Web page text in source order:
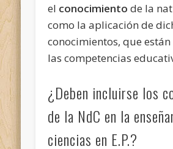
el conocimiento de la
como la aplicación de
conocimientos, que
las competencias
¿Deben incluirse los
de la NdC en la
ciencias en E.P.?